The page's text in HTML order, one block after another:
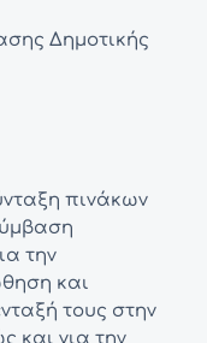
Δημοτικής
πινάκων
την
και
τους στην